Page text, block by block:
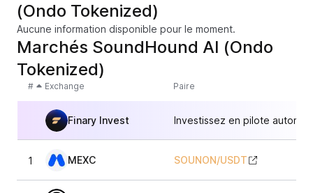
(Ondo Tokenized)
Aucune information disponible pour le moment.
Marchés SoundHound AI (Ondo
Tokenized)
# Exchange Paire
Finary Invest Investissez en pilote
1 MEXC SOUNON/USDT